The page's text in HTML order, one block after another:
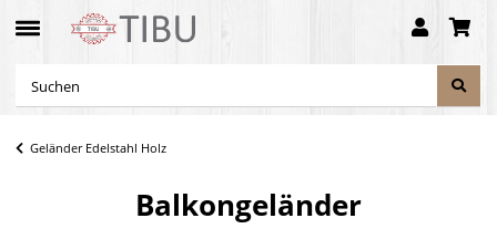
Geländer Edelstahl Holz
Balkongeländer